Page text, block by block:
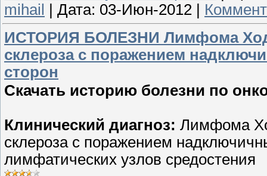
mihail | Дата: 03-Июн-2012 |
ИСТОРИЯ БОЛЕЗНИ Лимфома
склероза с поражением
сторон
Скачать историю болезни по
Клинический диагноз: Лимфома
склероза с поражением
лимфатических узлов средостения